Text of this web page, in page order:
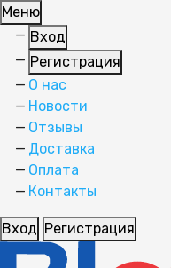
Меню
Вход
Регистрация
О нас
Новости
Отзывы
Доставка
Оплата
Контакты
Вход Регистрация